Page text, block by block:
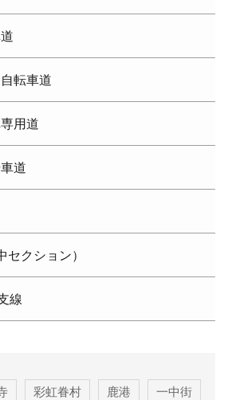
転車道
用道
道
クション）
線
彩虹眷村 鹿港
一中街